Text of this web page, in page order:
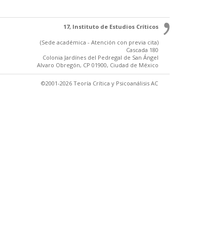
17, Instituto de Estudios Críticos
(Sede académica - Atención con previa cita)
Cascada 180
Colonia Jardínes del Pedregal de San Ángel
Alvaro Obregón, CP 01900, Ciudad de México
©2001-2026 Teoría Crítica y Psicoanálisis AC